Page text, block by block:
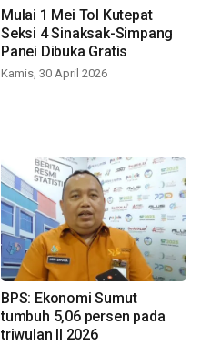
Mulai 1 Mei Tol Kutepat
Seksi 4 Sinaksak-Simpang
Panei Dibuka Gratis
Kamis, 30 April 2026
BPS: Ekonomi Sumut
tumbuh 5,06 persen pada
triwulan II 2026